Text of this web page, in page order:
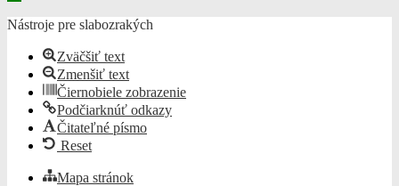
Nástroje pre slabozrakých
Zväčšiť text
Zmenšiť text
Čiernobiele zobrazenie
Podčiarknúť odkazy
Čitateľné písmo
Reset
Mapa stránok